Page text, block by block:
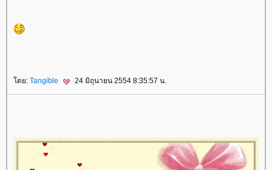
ดย: Tangible 24 มิถุนายน 2554 8:35:57 น.